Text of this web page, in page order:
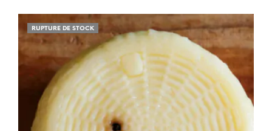
RUPTURE DE STOCK